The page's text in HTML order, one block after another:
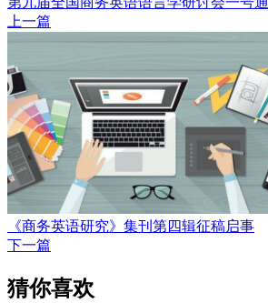
上一篇
《商务英语研究》集刊第四辑征稿启事
下一篇
猜你喜欢